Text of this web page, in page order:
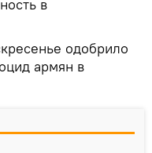
в
одобрило
армян в